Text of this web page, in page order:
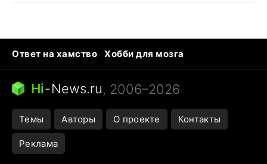
Ответ на хамство
Хобби для мозга
Бензин 100 и 95
Тунцы в океанариуме
Следующая пандемия
Hi-News.ru, 2006–2026
Темы Авторы О проекте Контакты
Реклама